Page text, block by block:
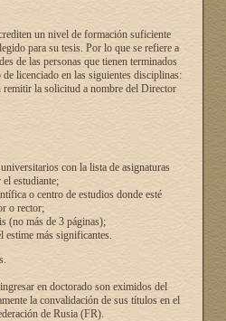
un nivel de formación suficiente
para su tesis. Por lo que se refiere a
de las personas que tienen terminados
licenciado en las siguientes disciplinas:
remitir la solicitud a nombre del Director
con la lista de asignaturas
estudiante;
o centro de estudios donde esté
o rector;
(no más de 3 páginas);
estime más significantes.
en doctorado son eximidos del
la convalidación de sus títulos en el
de Rusia (FR).